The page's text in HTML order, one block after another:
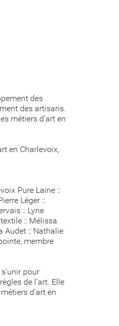
des
des artisans.
métiers d’art en
en Charlevoix,
Pure Laine ::
Léger ::
:: Lyne
:: Mélissa
Audet :: Nathalie
membre
pour
de l’art. Elle
d’art en